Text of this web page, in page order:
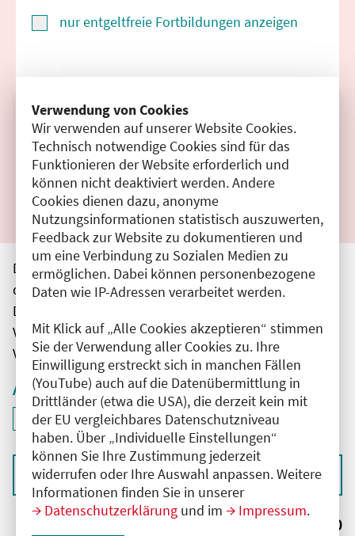
Verwendung von Cookies
Wir verwenden auf unserer Website Cookies.
Technisch notwendige Cookies sind für das
Funktionieren der Website erforderlich und
können nicht deaktiviert werden. Andere
Cookies dienen dazu, anonyme
Nutzungsinformationen statistisch auszuwerten,
Feedback zur Website zu dokumentieren und
um eine Verbindung zu Sozialen Medien zu
ermöglichen. Dabei können personenbezogene
Daten wie IP-Adressen verarbeitet werden.
Mit Klick auf „Alle Cookies akzeptieren“ stimmen
Sie der Verwendung aller Cookies zu. Ihre
Einwilligung erstreckt sich in manchen Fällen
(YouTube) auch auf die Datenübermittlung in
Drittländer (etwa die USA), die derzeit kein mit
der EU vergleichbares Datenschutzniveau
haben. Über „Individuelle Einstellungen“
können Sie Ihre Zustimmung jederzeit
widerrufen oder Ihre Auswahl anpassen. Weitere
Informationen finden Sie in unserer
Datenschutzerklärung und im Impressum.
nur entgeltfreie Fortbildungen anzeigen
Filter zurücksetzen
Ergebnisse drucken
Die hier aufgeführten Veranstaltungen entsprechen
den unmittelbar vom Veranstalter getätigten Angaben.
Die Ärztekammer Berlin übernimmt keine
Verantwortung für den Inhalt, die Haftung obliegt dem
Veranstalter.
Aktive Filter
Filter
ID: ANT-2406190
deaktivieren und Suchergebnisse neu laden
Sortieren nach
Ergebnisse: 0